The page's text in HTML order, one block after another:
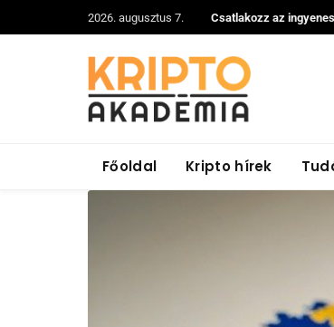
2026. augusztus 7. Csatlakozz az
Főoldal Kripto hírek